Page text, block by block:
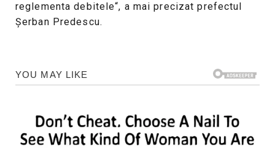
reglementa debitele“, a mai precizat prefectul
Șerban Predescu.